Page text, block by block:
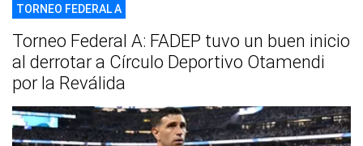
TORNEO FEDERAL A
Torneo Federal A: FADEP tuvo un buen inicio
al derrotar a Círculo Deportivo Otamendi
por la Reválida